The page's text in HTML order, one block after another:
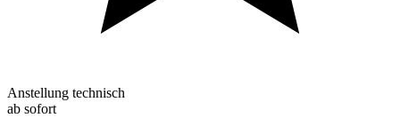
Anstellung technisch
ab sofort